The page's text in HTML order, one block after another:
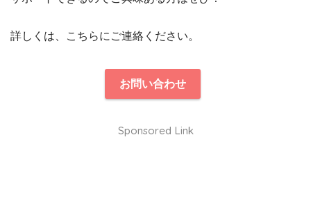
詳しくは、こちらにご連絡ください。
お問い合わせ
Sponsored Link